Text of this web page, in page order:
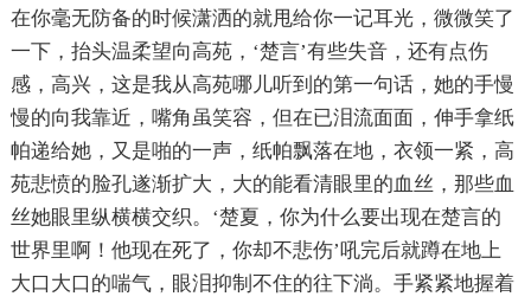
在你毫无防备的时候潇洒的就甩给你一记耳光，微微笑了
一下，抬头温柔望向高苑，‘楚言’有些失音，还有点伤
感，高兴，这是我从高苑哪儿听到的第一句话，她的手慢
慢的向我靠近，嘴角虽笑容，但在已泪流面面，伸手拿纸
帕递给她，又是啪的一声，纸帕飘落在地，衣领一紧，高
苑悲愤的脸孔遂渐扩大，大的能看清眼里的血丝，那些血
丝她眼里纵横横交织。‘楚夏，你为什么要出现在楚言的
世界里啊！他现在死了，你却不悲伤’吼完后就蹲在地上
大口大口的喘气，眼泪抑制不住的往下淌。手紧紧地握着